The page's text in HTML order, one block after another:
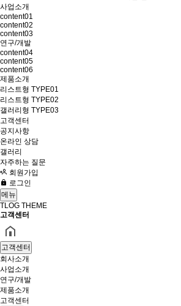
사업소개
content01
content02
content03
연구/개발
content04
content05
content06
제품소개
리스트형 TYPE01
리스트형 TYPE02
갤러리형 TYPE03
고객센터
공지사항
온라인 상담
갤러리
자주하는 질문
회원가입
로그인
메뉴
TLOG THEME
고객센터
고객센터
회사소개
사업소개
연구/개발
제품소개
고객센터